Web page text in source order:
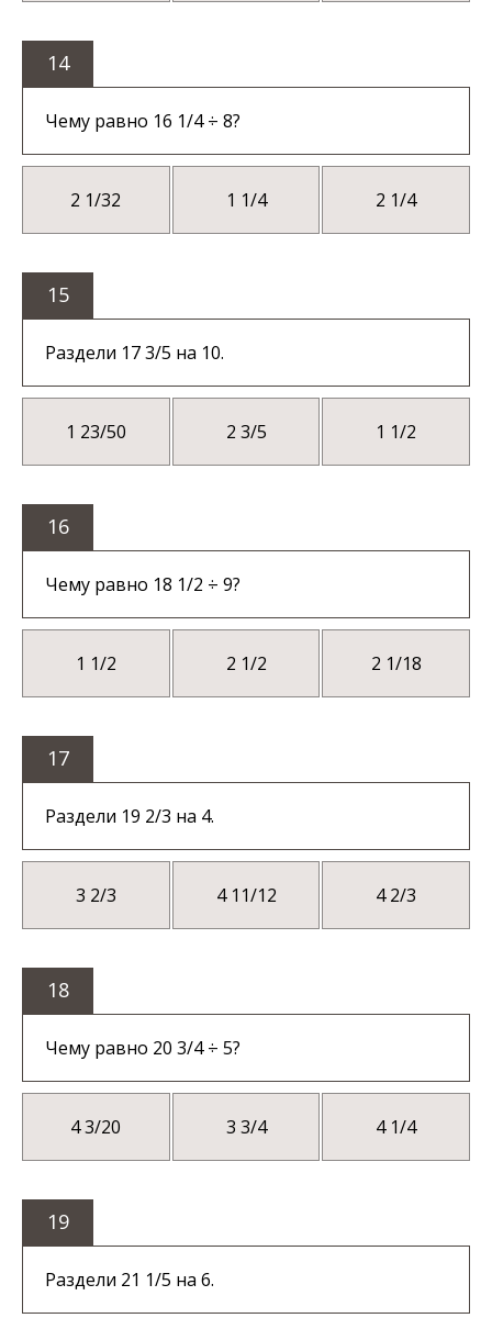
14
Чему равно 16 1/4 ÷ 8?
2 1/32 1 1/4 2 1/4
15
Раздели 17 3/5 на 10.
1 23/50 2 3/5 1 1/2
16
Чему равно 18 1/2 ÷ 9?
1 1/2 2 1/2 2 1/18
17
Раздели 19 2/3 на 4.
3 2/3 4 11/12 4 2/3
18
Чему равно 20 3/4 ÷ 5?
4 3/20 3 3/4 4 1/4
19
Раздели 21 1/5 на 6.